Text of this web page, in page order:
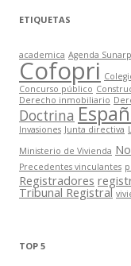
ETIQUETAS
academica Agenda Sunarp
Cofopri
Concurso público
Derecho inmobiliario
Doctrina
Invasiones Junta directiva
Ministerio de Vivienda
Precedentes vinculantes
Registradores
Tribunal Registral
TOP 5